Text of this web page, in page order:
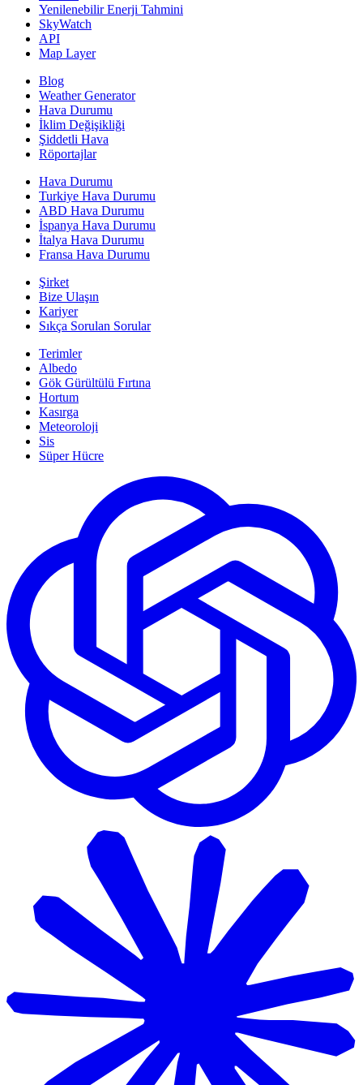
Yenilenebilir Enerji Tahmini
SkyWatch
API
Map Layer
Blog
Weather Generator
Hava Durumu
İklim Değişikliği
Şiddetli Hava
Röportajlar
Hava Durumu
Turkiye Hava Durumu
ABD Hava Durumu
İspanya Hava Durumu
İtalya Hava Durumu
Fransa Hava Durumu
Şirket
Bize Ulaşın
Kariyer
Sıkça Sorulan Sorular
Terimler
Albedo
Gök Gürültülü Fırtına
Hortum
Kasırga
Meteoroloji
Sis
Süper Hücre